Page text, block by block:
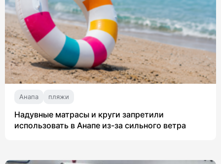
Анапа пляжи
Надувные матрасы и круги запретили
использовать в Анапе из-за сильного ветра